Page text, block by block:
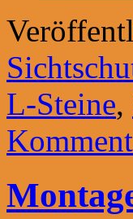
L-Steine,